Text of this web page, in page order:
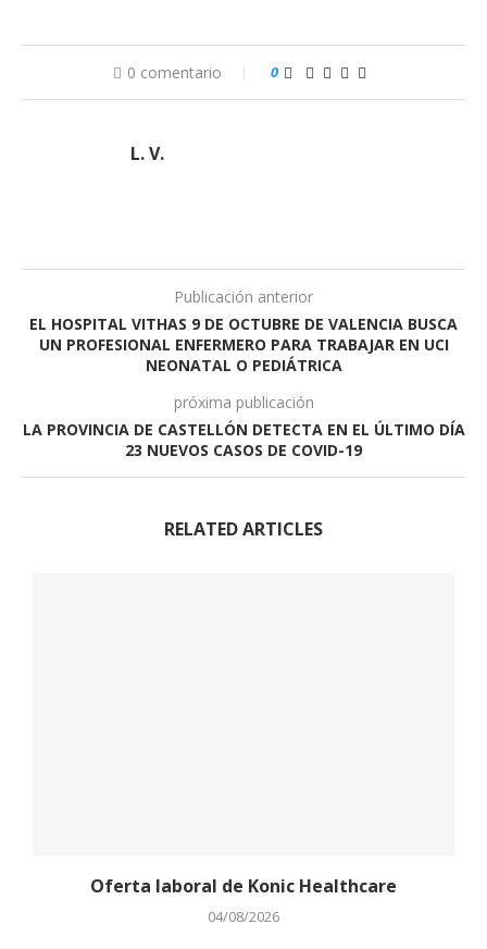
0 comentario 0
L. V.
Publicación anterior
EL HOSPITAL VITHAS 9 DE OCTUBRE DE VALENCIA BUSCA
UN PROFESIONAL ENFERMERO PARA TRABAJAR EN UCI
NEONATAL O PEDIÁTRICA
próxima publicación
LA PROVINCIA DE CASTELLÓN DETECTA EN EL ÚLTIMO DÍA
23 NUEVOS CASOS DE COVID-19
RELATED ARTICLES
Oferta laboral de Konic Healthcare
04/08/2026